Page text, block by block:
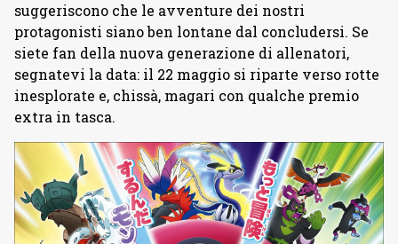
suggeriscono che le avventure dei nostri
protagonisti siano ben lontane dal concludersi. Se
siete fan della nuova generazione di allenatori,
segnatevi la data: il 22 maggio si riparte verso rotte
inesplorate e, chissà, magari con qualche premio
extra in tasca.